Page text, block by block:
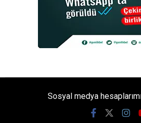
Sosyal medya